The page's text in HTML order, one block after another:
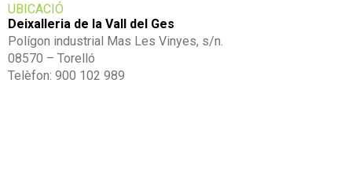
UBICACIÓ
Deixalleria de la Vall del Ges
Polígon industrial Mas Les Vinyes, s/n.
08570 – Torelló
Telèfon: 900 102 989